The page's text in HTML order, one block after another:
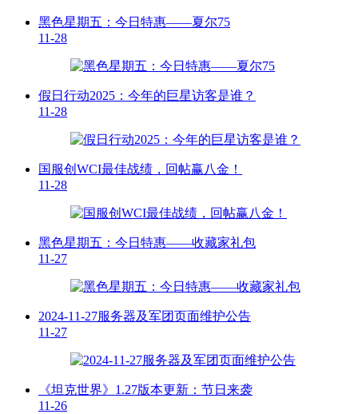
黑色星期五：今日特惠——夏尔75
11-28
假日行动2025：今年的巨星访客是谁？
11-28
国服创WCI最佳战绩，回帖赢八金！
11-28
黑色星期五：今日特惠——收藏家礼包
11-27
2024-11-27服务器及军团页面维护公告
11-27
《坦克世界》1.27版本更新：节日来袭
11-26